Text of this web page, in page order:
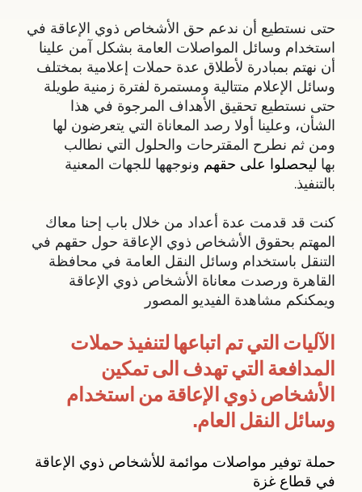
حتى نستطيع أن ندعم حق الأشخاص ذوي الإعاقة في
استخدام وسائل المواصلات العامة بشكل آمن علينا
أن نهتم بمبادرة لأطلاق عدة حملات إعلامية بمختلف
وسائل الإعلام متتالية ومستمرة لفترة زمنية طويلة
حتى نستطيع تحقيق الأهداف المرجوة في هذا
الشأن، وعلينا أولا رصد المعاناة التي يتعرضون لها
ومن ثم نطرح المقترحات والحلول التي نطالب
بها ليحصلوا على حقهم ونوجهها للجهات المعنية
بالتنفيذ.
كنت قد قدمت عدة أعداد من خلال باب إحنا معاك
المهتم بحقوق الأشخاص ذوي الإعاقة حول حقهم في
التنقل باستخدام وسائل النقل العامة في محافظة
القاهرة ورصدت معاناة الأشخاص ذوي الإعاقة
ويمكنكم مشاهدة الفيديو المصور
الآليات التي تم اتباعها لتنفيذ حملات
المدافعة التي تهدف الى تمكين
الأشخاص ذوي الإعاقة من استخدام
وسائل النقل العام.
حملة توفير مواصلات موائمة للأشخاص ذوي الإعاقة
في قطاع غزة